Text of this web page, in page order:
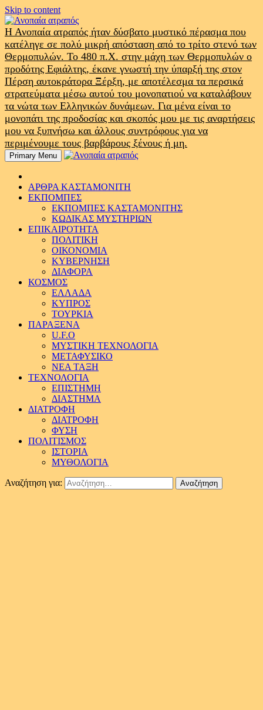
Skip to content
Η Ανοπαία ατραπός ήταν δύσβατο μυστικό πέρασμα που
κατέληγε σε πολύ μικρή απόσταση από το τρίτο στενό των
Θερμοπυλών. Το 480 π.Χ. στην μάχη των Θερμοπυλών ο
προδότης Εφιάλτης, έκανε γνωστή την ύπαρξή της στον
Πέρση αυτοκράτορα Ξέρξη, με αποτέλεσμα τα περσικά
στρατεύματα μέσω αυτού του μονοπατιού να καταλάβουν
τα νώτα των Ελληνικών δυνάμεων. Για μένα είναι το
μονοπάτι της προδοσίας και σκοπός μου με τις αναρτήσεις
μου να ξυπνήσω και άλλους συντρόφους για να
περιμένουμε τους βαρβάρους ξένους ή μη.
Primary Menu
ΑΡΘΡΑ ΚΑΣΤΑΜΟΝΙΤΗ
ΕΚΠΟΜΠΕΣ
ΕΚΠΟΜΠΕΣ ΚΑΣΤΑΜΟΝΙΤΗΣ
ΚΩΔΙΚΑΣ ΜΥΣΤΗΡΙΩΝ
ΕΠΙΚΑΙΡΟΤΗΤΑ
ΠΟΛΙΤΙΚΗ
ΟΙΚΟΝΟΜΙΑ
ΚΥΒΕΡΝΗΣΗ
ΔΙΑΦΟΡΑ
ΚΟΣΜΟΣ
ΕΛΛΑΔΑ
ΚΥΠΡΟΣ
ΤΟΥΡΚΙΑ
ΠΑΡΑΞΕΝΑ
U.F.O
ΜΥΣΤΙΚΗ ΤΕΧΝΟΛΟΓΙΑ
ΜΕΤΑΦΥΣΙΚΟ
ΝΕΑ ΤΑΞΗ
ΤΕΧΝΟΛΟΓΙΑ
ΕΠΙΣΤΗΜΗ
ΔΙΑΣΤΗΜΑ
ΔΙΑΤΡΟΦΗ
ΔΙΑΤΡΟΦΗ
ΦΥΣΗ
ΠΟΛΙΤΙΣΜΟΣ
ΙΣΤΟΡΙΑ
ΜΥΘΟΛΟΓΙΑ
Αναζήτηση για: